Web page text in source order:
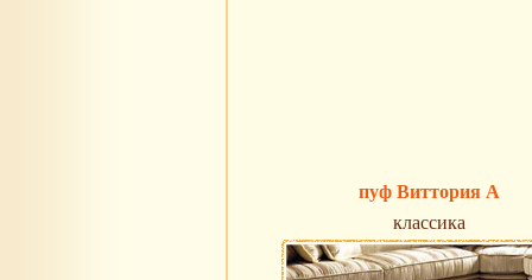
пуф Виттория A
классика